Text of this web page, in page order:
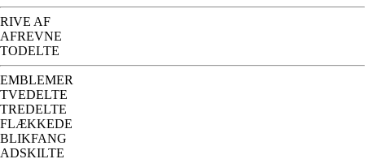
RIVE AF
AFREVNE
TODELTE
EMBLEMER
TVEDELTE
TREDELTE
FLÆKKEDE
BLIKFANG
ADSKILTE